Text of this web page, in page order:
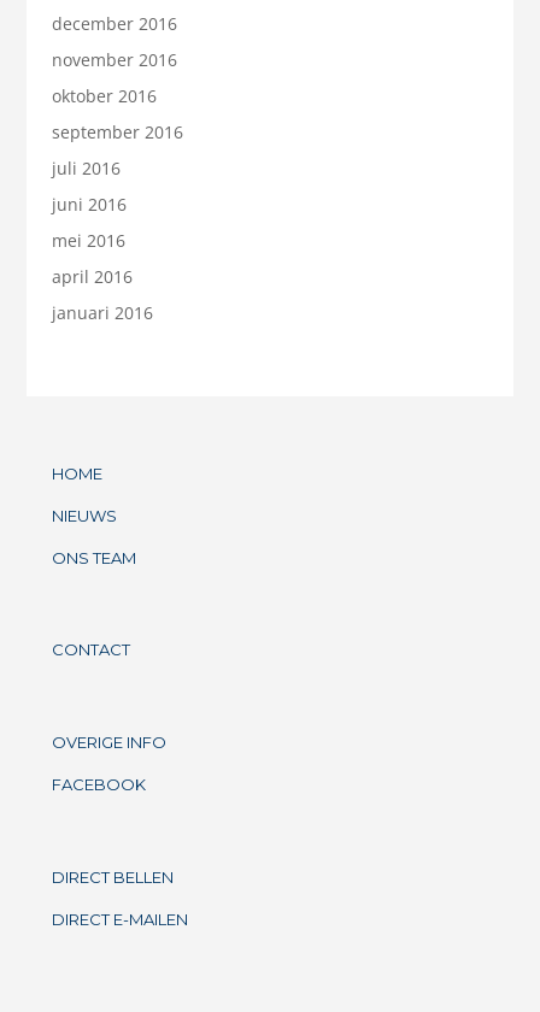
december 2016
november 2016
oktober 2016
september 2016
juli 2016
juni 2016
mei 2016
april 2016
januari 2016
HOME
NIEUWS
ONS TEAM
CONTACT
OVERIGE INFO
FACEBOOK
DIRECT BELLEN
DIRECT E-MAILEN